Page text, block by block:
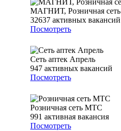
МАГНИТ, Розничная сеть
32637 активных вакансий
Посмотреть
Сеть аптек Апрель
947 активных вакансий
Посмотреть
Розничная сеть МТС
991 активная вакансия
Посмотреть